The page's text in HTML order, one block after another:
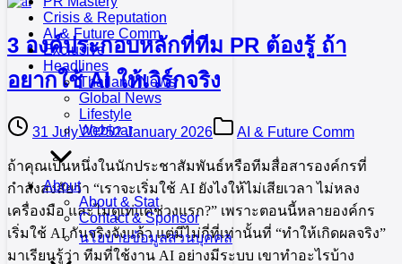
Crisis & Reputation
AI & Future Comm
Exclusive
Headlines
Thailand News
Global News
Lifestyle
Webinar
About
About & Stat
Contact & Sponsor
นโยบายข้อมูลส่วนบุคคล
3 องค์ประกอบหลักที่ทีม PR ต้องรู้ ถ้า
อยากใช้ AI ให้เวิร์กจริง
31 July 20252 January 2026 AI & Future Comm
ถ้าคุณเป็นหนึ่งในนักประชาสัมพันธ์หรือทีมสื่อสารองค์กรที่
กำลังสงสัยว่า “เราจะเริ่มใช้ AI ยังไงให้ไม่เสียเวลา ไม่หลง
เครื่องมือ และไม่ดูเท่แค่ช่วงแรก?” เพราะตอนนี้หลายองค์กร
เริ่มใช้ AI กันจริงจังแล้ว แต่มีไม่กี่ที่เท่านั้นที่ “ทำให้เกิดผลจริง”
มาเรียนรู้ว่า ทีมที่ใช้งาน AI อย่างมีระบบ เขาทำอะไรบ้าง